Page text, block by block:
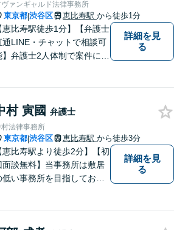
ヴァンギャルド法律事務所
東京都|渋谷区 恵比寿駅 から徒歩1分
恵比寿駅徒歩1分】【弁護士
通LINE・チャットで相談可
】弁護士2人体制で案件に取
適な解決策を提案【年中無
・早朝夜間対応可能（要予
）】
詳細を見
る
村 寅國 弁護士
法律事務所
東京都|渋谷区 恵比寿駅 から徒歩3分
恵比寿駅より徒歩2分】【初
面談無料】当事務所は敷居
低い事務所を目指しており
詳細を見
る